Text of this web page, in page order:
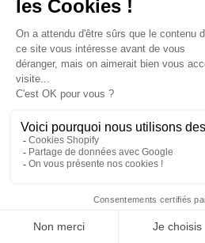
PERFORMANCE